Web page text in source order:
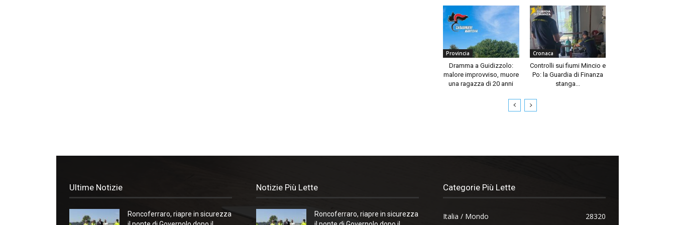
Provincia
Dramma a Guidizzolo:
malore improvviso, muore
una ragazza di 20 anni
Cronaca
Controlli sui fiumi Mincio e
Po: la Guardia di Finanza
stanga...
Ultime Notizie
Roncoferraro, riapre in sicurezza
Notizie Più Lette
Roncoferraro, riapre in sicurezza
Categorie Più Lette
Italia / Mondo 28320